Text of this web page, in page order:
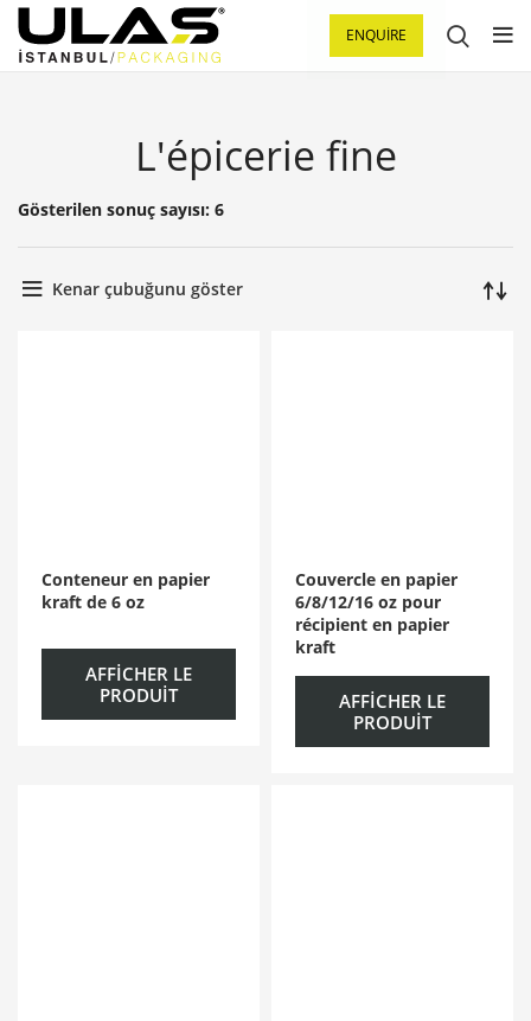
ENQUIRE
L'épicerie fine
Gösterilen sonuç sayısı: 6
Kenar çubuğunu göster
Conteneur en papier
kraft de 6 oz
AFFICHER LE
PRODUIT
Couvercle en papier
6/8/12/16 oz pour
récipient en papier
kraft
AFFICHER LE
PRODUIT